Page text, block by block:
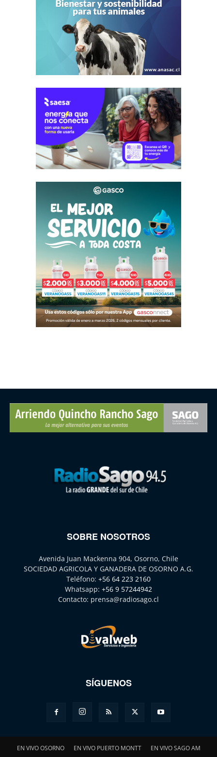
SOBRE NOSOTROS
Avenida Juan Mackenna 904, Osorno, Chile
SOCIEDAD AGRICOLA Y GANADERA DE OSORNO A.G.
Teléfono: +56 64 223 2160
Whatsapp: +56 9 57244942
Contacto: prensa@radiosago.cl
SÍGUENOS
EN VIVO OSORNO EN VIVO PUERTO MONTT EN VIVO SAGO AM